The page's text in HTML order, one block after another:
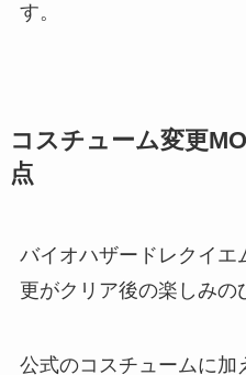
す。
コスチューム変更
点
バイオハザードレクイエ
更がクリア後の楽しみの
公式のコスチュームに加